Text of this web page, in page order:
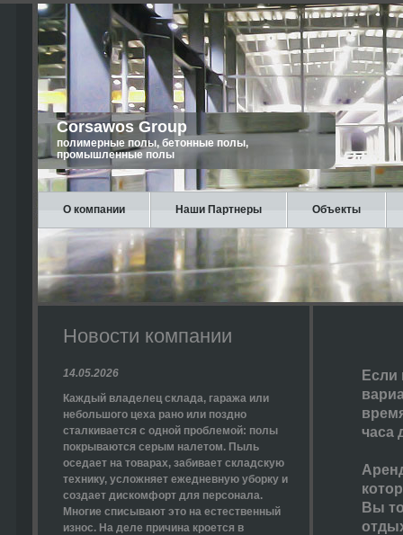
Corsawos Group
полимерные полы, бетонные полы,
промышленные полы
О компании Наши Партнеры Объекты
Если
часа
Вы
Новости компании
14.05.2026
Каждый владелец склада, гаража или
небольшого цеха рано или поздно
сталкивается с одной проблемой: полы
покрываются серым налетом. Пыль
оседает на товарах, забивает складскую
технику, усложняет ежедневную уборку и
создает дискомфорт для персонала.
Многие списывают это на естественный
износ. На деле причина кроется в